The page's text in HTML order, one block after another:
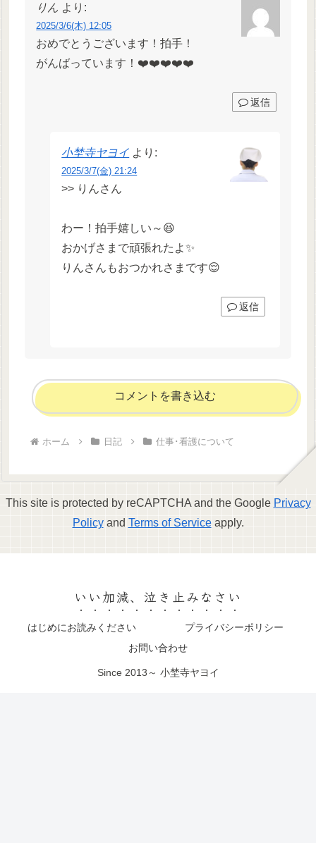
りん より:
2025/3/6(木) 12:05
おめでとうございます！拍手！
がんばっています！❤️❤️❤️❤️❤️
返信
小埜寺ヤヨイ より:
2025/3/7(金) 21:24
>> りんさん
わー！拍手嬉しい～😆
おかげさまで頑張れたよ✨
りんさんもおつかれさまです😌
返信
コメントを書き込む
ホーム 日記 仕事･看護について
This site is protected by reCAPTCHA and the Google Privacy
Policyand Terms of Serviceapply.
いい加減、泣き止みなさい
はじめにお読みください
プライバシーポリシー
お問い合わせ
Since 2013～ 小埜寺ヤヨイ